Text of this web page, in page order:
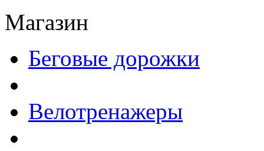
Магазин
Беговые дорожки
Велотренажеры